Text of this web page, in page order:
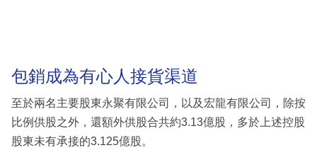
包銷成為有心人接貨渠道
至於兩名主要股東永聚有限公司，以及宏龍有限公司，除按
比例供股之外，還額外供股合共約3.13億股，多於上述控股
股東未有承接的3.125億股。